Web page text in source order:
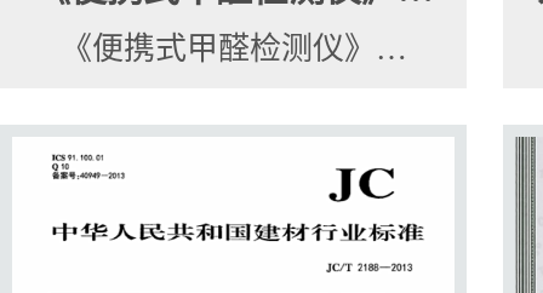
《便携式甲醛检测仪》…